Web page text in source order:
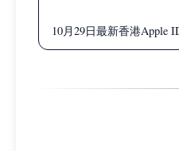
10月29日最新香港Apple